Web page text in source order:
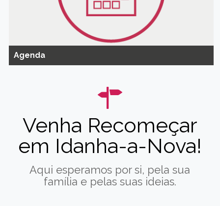
Agenda
Venha Recomeçar
em Idanha-a-Nova!
Aqui esperamos por si, pela sua
família e pelas suas ideias.